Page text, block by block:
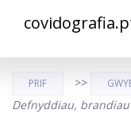
PRIF >>
Defnyddiau,